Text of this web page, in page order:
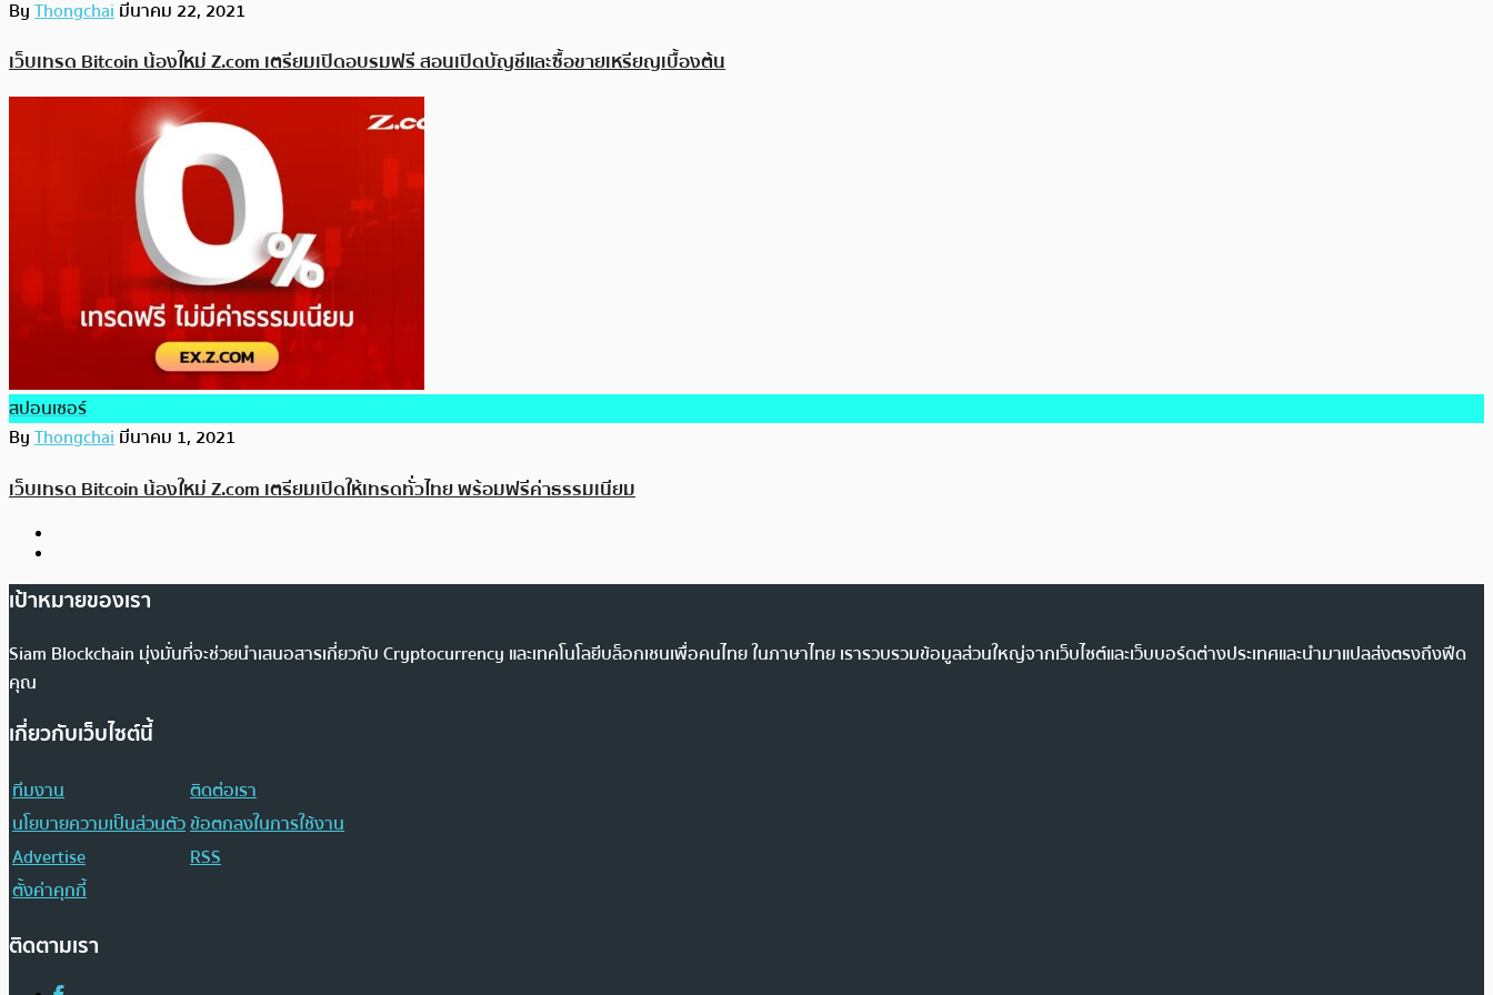
ByThongchaiมีนาคม 22, 2021
เว็บเทรด Bitcoin น้องใหม่ Z.com เตรียมเปิดอบรมฟรี สอนเปิดบัญชีและซื้อขายเหรียญเบื้องต้น
สปอนเซอร์
ByThongchaiมีนาคม 1, 2021
เว็บเทรด Bitcoin น้องใหม่ Z.com เตรียมเปิดให้เทรดทั่วไทย พร้อมฟรีค่าธรรมเนียม
เป้าหมายของเรา
Siam Blockchain มุ่งมั่นที่จะช่วยนำเสนอสารเกี่ยวกับ Cryptocurrency และเทคโนโลยีบล็อกเชนเพื่อคนไทย ในภาษาไทย เรารวบรวมข้อมูลส่วนใหญ่จากเว็บไซต์และเว็บบอร์ดต่างประเทศและนำมาแปลส่งตรงถึงฟีด
คุณ
เกี่ยวกับเว็บไซต์นี้
ทีมงาน
ติดต่อเรา
นโยบายความเป็นส่วนตัวข้อตกลงในการใช้งาน
Advertise
RSS
ตั้งค่าคุกกี้
ติดตามเรา